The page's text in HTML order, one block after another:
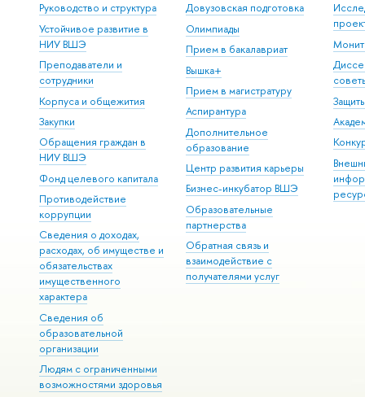
Руководство и структура
Устойчивое развитие в
НИУ ВШЭ
Преподаватели и
сотрудники
Корпуса и общежития
Закупки
Обращения граждан в
НИУ ВШЭ
Фонд целевого капитала
Противодействие
коррупции
Сведения о доходах,
расходах, об имуществе и
обязательствах
имущественного
характера
Сведения об
образовательной
организации
Людям с ограниченными
возможностями здоровья
Довузовская подготовка
Олимпиады
Прием в бакалавриат
Вышка+
Прием в магистратуру
Аспирантура
Дополнительное
образование
Центр развития карьеры
Бизнес-инкубатор ВШЭ
Образовательные
партнерства
Обратная связь и
взаимодействие с
получателями услуг